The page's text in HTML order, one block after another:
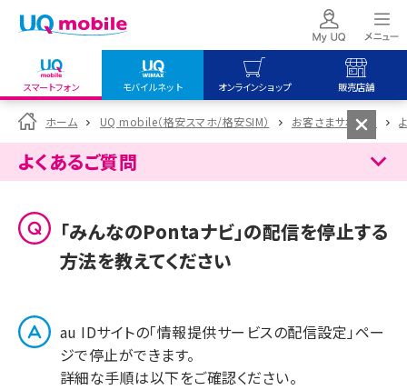
スマートフォン モバイルネット オンラインショップ 販売店舗
my UQ WiMAX
UQ WiMAX ご契約の方
My UQ mobile
UQ mobile
データチャージサイト
UQ mobile
オンラインショップ
UQ WiMAX
UQ mobile
販売店舗
UQ WiMAX
ホーム UQ mobile（格安スマホ/格安SIM） お客さまサポート
よくあるご質問
「みんなのPontaナビ」の配信を停止する
方法を教えてください
au IDサイトの「情報提供サービスの配信設定」ペー
ジで停止ができます。
詳細な手順は以下をご確認ください。